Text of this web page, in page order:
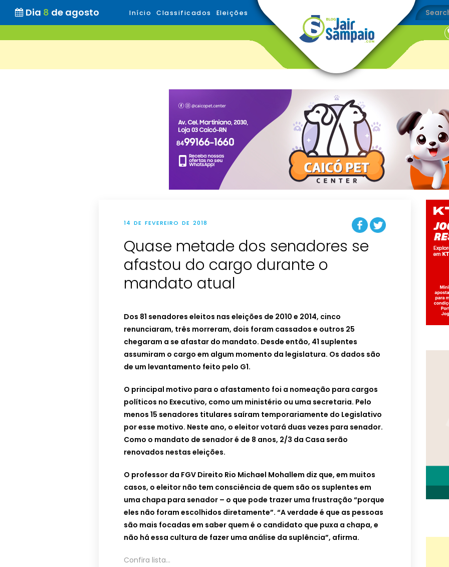
Dia 8 de agosto Início Classificados Eleições
14 DE FEVEREIRO DE 2018
Quase metade dos senadores se
afastou do cargo durante o
mandato atual
Dos 81 senadores eleitos nas eleições de 2010 e 2014, cinco
renunciaram, três morreram, dois foram cassados e outros 25
chegaram a se afastar do mandato. Desde então, 41 suplentes
assumiram o cargo em algum momento da legislatura. Os dados são
de um levantamento feito pelo G1.
O principal motivo para o afastamento foi a nomeação para cargos
políticos no Executivo, como um ministério ou uma secretaria. Pelo
menos 15 senadores titulares saíram temporariamente do Legislativo
por esse motivo. Neste ano, o eleitor votará duas vezes para senador.
Como o mandato de senador é de 8 anos, 2/3 da Casa serão
renovados nestas eleições.
O professor da FGV Direito Rio Michael Mohallem diz que, em muitos
casos, o eleitor não tem consciência de quem são os suplentes em
uma chapa para senador – o que pode trazer uma frustração “porque
eles não foram escolhidos diretamente”. “A verdade é que as pessoas
são mais focadas em saber quem é o candidato que puxa a chapa, e
não há essa cultura de fazer uma análise da suplência”, afirma.
Confira lista…